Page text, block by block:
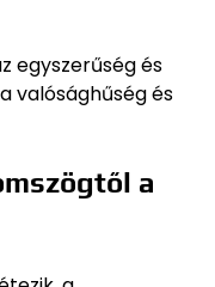
egyszerűség és
valósághűség és
a